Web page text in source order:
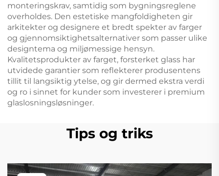
monteringskrav, samtidig som bygningsreglene
overholdes. Den estetiske mangfoldigheten gir
arkitekter og designere et bredt spekter av farger
og gjennomsiktighetsalternativer som passer ulike
designtema og miljømessige hensyn.
Kvalitetsprodukter av farget, forsterket glass har
utvidede garantier som reflekterer produsentens
tillit til langsiktig ytelse, og gir dermed ekstra verdi
og ro i sinnet for kunder som investerer i premium
glaslosningsløsninger.
Tips og triks